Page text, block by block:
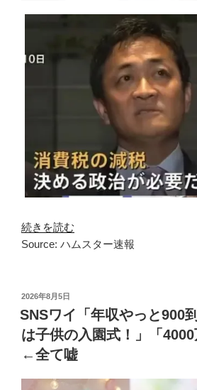
続きを読む
Source: ハムスター速報
投
稿
日:
2026年8月5日
SNSワイ「年収やっと900
は子供の入園式！」「4000
←全て嘘